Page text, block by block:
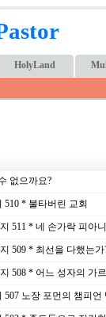
HolyLand
없으까요?
510 * 불타버린 교회
511 * 네 손가락 피아
509 * 최선을 다했는가
508 * 어느 성자의 가
507 노장 포먼의 챔피언